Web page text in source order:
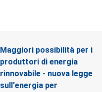
Maggiori possibilità per i
produttori di energia
rinnovabile - nuova legge
sull'energia per